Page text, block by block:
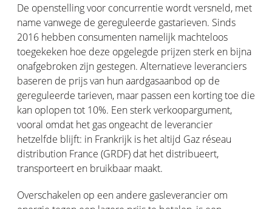
De openstelling voor concurrentie wordt versneld, met
name vanwege de gereguleerde gastarieven. Sinds
2016 hebben consumenten namelijk machteloos
toegekeken hoe deze opgelegde prijzen sterk en bijna
onafgebroken zijn gestegen. Alternatieve leveranciers
baseren de prijs van hun aardgasaanbod op de
gereguleerde tarieven, maar passen een korting toe die
kan oplopen tot 10%. Een sterk verkoopargument,
vooral omdat het gas ongeacht de leverancier
hetzelfde blijft: in Frankrijk is het altijd Gaz réseau
distribution France (GRDF) dat het distribueert,
transporteert en bruikbaar maakt.
Overschakelen op een andere gasleverancier om